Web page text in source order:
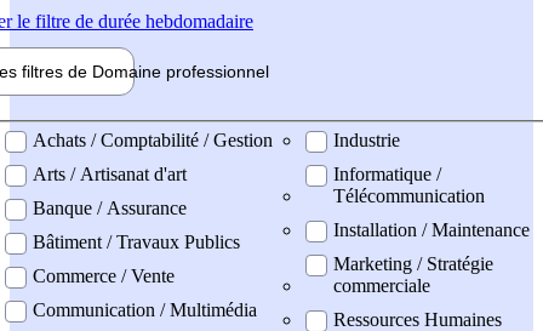
le filtre de durée hebdomadaire
filtres de Domaine professionnel
professionel
Achats / Comptabilité / Gestion
Arts / Artisanat d'art
Banque / Assurance
Bâtiment / Travaux Publics
Commerce / Vente
Communication / Multimédia
Industrie
Informatique /
Télécommunication
Installation / Maintenance
Marketing / Stratégie
commerciale
Ressources Humaines